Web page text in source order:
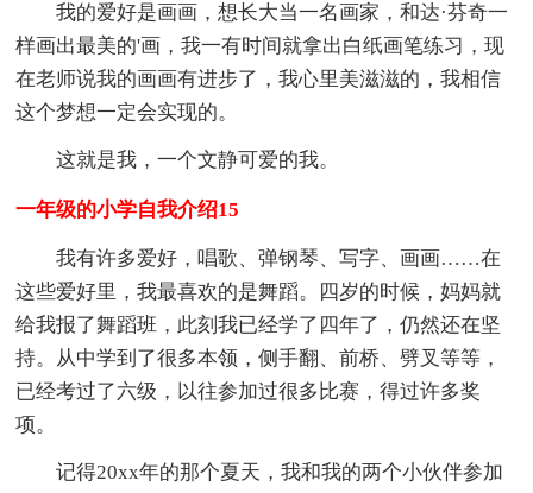
我的爱好是画画，想长大当一名画家，和达·芬奇一
样画出最美的'画，我一有时间就拿出白纸画笔练习，现
在老师说我的画画有进步了，我心里美滋滋的，我相信
这个梦想一定会实现的。
这就是我，一个文静可爱的我。
一年级的小学自我介绍15
我有许多爱好，唱歌、弹钢琴、写字、画画……在
这些爱好里，我最喜欢的是舞蹈。四岁的时候，妈妈就
给我报了舞蹈班，此刻我已经学了四年了，仍然还在坚
持。从中学到了很多本领，侧手翻、前桥、劈叉等等，
已经考过了六级，以往参加过很多比赛，得过许多奖
项。
记得20xx年的那个夏天，我和我的两个小伙伴参加